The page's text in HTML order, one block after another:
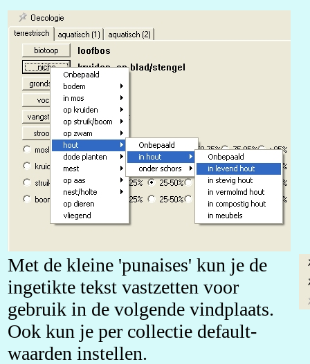
Met de kleine 'punaises' kun je de
ingetikte tekst vastzetten voor
gebruik in de volgende vindplaats.
Ook kun je per collectie default-
waarden instellen.